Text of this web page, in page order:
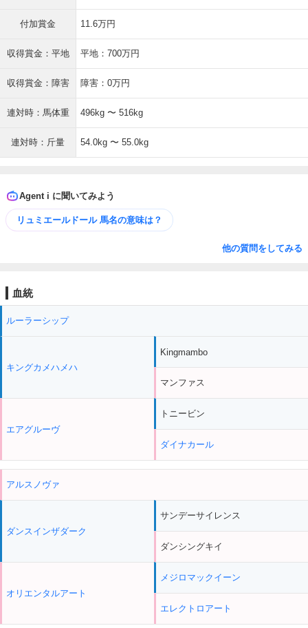
付加賞金 11.6万円
収得賞金：平地 平地：700万円
収得賞金：障害 障害：0万円
連対時：馬体重 496kg 〜 516kg
連対時：斤量 54.0kg 〜 55.0kg
Agent i に聞いてみよう
リュミエールドール 馬名の意味は？
他の質問をしてみる
血統
ルーラーシップ
キングカメハメハ
エアグルーヴ
Kingmambo
マンファス
トニービン
ダイナカール
アルスノヴァ
ダンスインザダーク
オリエンタルアート
サンデーサイレンス
ダンシングキイ
メジロマックイーン
エレクトロアート